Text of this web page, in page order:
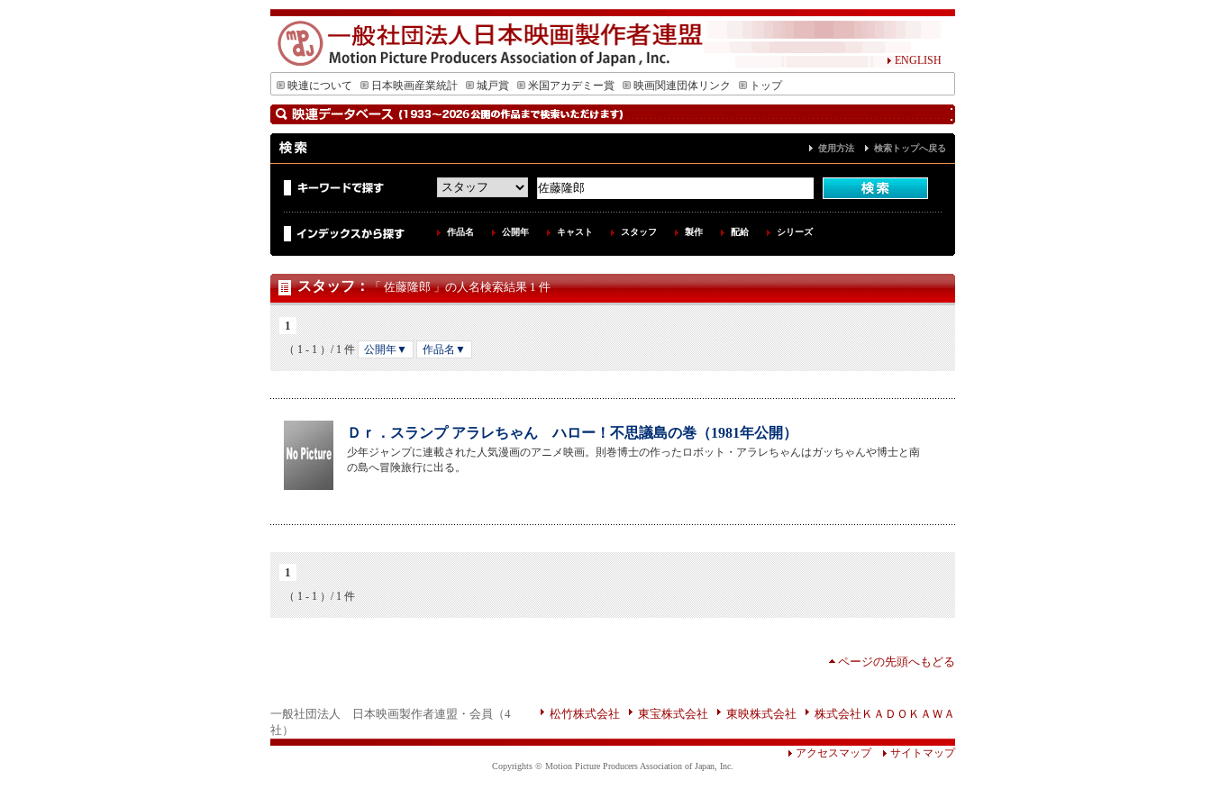
ENGLISH
映連について
日本映画産業統計 城戸賞 米国アカデミー賞 映画関連団体リンク トップ
使用方法 検索トップへ戻る
作品名 公開年 キャスト スタッフ 製作 配給 シリーズ
スタッフ：「 佐藤隆郎 」の人名検索結果 1 件
1
（ 1 - 1 ）/ 1 件 公開年▼ 作品名▼
Ｄｒ．スランプ アラレちゃん ハロー！不思議島の巻（1981年公開）
少年ジャンプに連載された人気漫画のアニメ映画。則巻博士の作ったロボット・アラレちゃんはガッちゃんや博士と南
の島へ冒険旅行に出る。
1
（ 1 - 1 ）/ 1 件
ページの先頭へもどる
一般社団法人 日本映画製作者連盟・会員（4
社）
松竹株式会社 東宝株式会社 東映株式会社 株式会社ＫＡＤＯＫＡＷＡ
アクセスマップ サイトマップ
Copyrights © Motion Picture Producers Association of Japan, Inc.